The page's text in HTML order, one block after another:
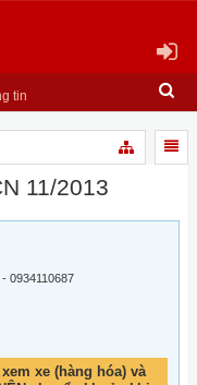
tin
11/2013
0934110687
xe (hàng hóa) và